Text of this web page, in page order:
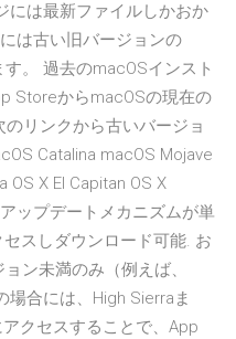
には最新ファイルしかおか
は古い旧バージョンの
。 過去のmacOSインスト
StoreからmacOSの現在の
リンクから古いバージョ
Catalina macOS Mojave
OS X El Capitan OS X
ップデートメカニズムが単
スしダウンロード可能. お
ン未満のみ（例えば、
場合には、High Sierraま
クセスすることで、App